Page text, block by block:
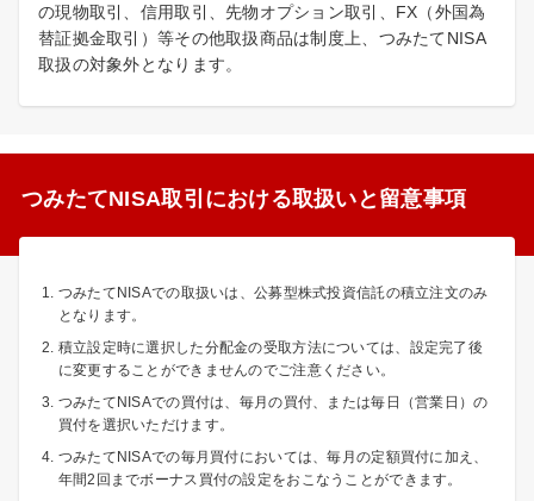
の現物取引、信用取引、先物オプション取引、FX（外国為
替証拠金取引）等その他取扱商品は制度上、つみたてNISA
取扱の対象外となります。
つみたてNISA取引における取扱いと留意事項
つみたてNISAでの取扱いは、公募型株式投資信託の積立注文のみ
となります。
積立設定時に選択した分配金の受取方法については、設定完了後
に変更することができませんのでご注意ください。
つみたてNISAでの買付は、毎月の買付、または毎日（営業日）の
買付を選択いただけます。
つみたてNISAでの毎月買付においては、毎月の定額買付に加え、
年間2回までボーナス買付の設定をおこなうことができます。